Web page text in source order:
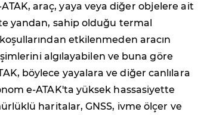
araç, yaya veya diğer objelere ait
yandan, sahip olduğu termal
etkilenmeden aracın
algılayabilen ve buna göre
böylece yayalara ve diğer canlılara
e-ATAK'ta yüksek hassasiyette
haritalar, GNSS, ivme ölçer ve